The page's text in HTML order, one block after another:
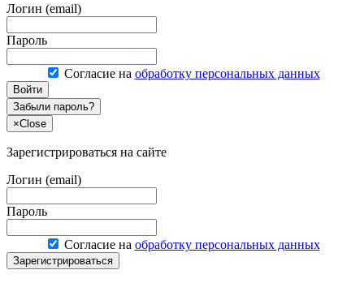
Логин (email)
Пароль
Согласие на обработку персональных данных
Войти
Забыли пароль?
×Close
Зарегистрироваться на сайте
Логин (email)
Пароль
Согласие на обработку персональных данных
Зарегистрироваться